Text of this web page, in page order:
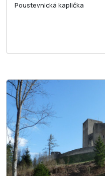
Poustevnická kaplička